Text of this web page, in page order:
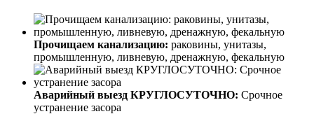
Прочищаем канализацию: раковины, унитазы,
промышленную, ливневую, дренажную, фекальную
Аварийный выезд КРУГЛОСУТОЧНО: Срочное
устранение засора